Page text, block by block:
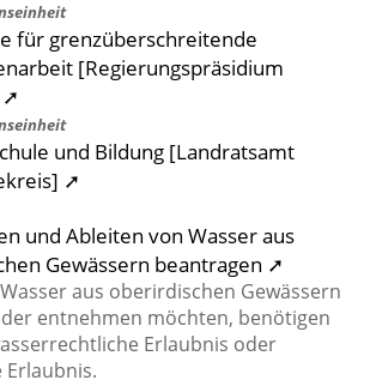
für grenzüberschreitende
[Regierungspräsidium
und Bildung [Landratsamt
➚
und Ableiten von Wasser aus
Gewässern beantragen ➚
aus oberirdischen Gewässern
entnehmen möchten, benötigen
Erlaubnis oder
Erlaubnis.